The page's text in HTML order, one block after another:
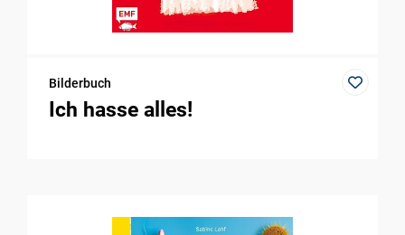
Bilderbuch
Ich hasse alles!